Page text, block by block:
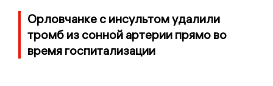
Орловчанке с инсультом удалили
тромб из сонной артерии прямо во
время госпитализации